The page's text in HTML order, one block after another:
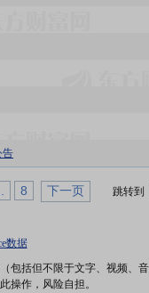
告
8 下一页 跳转到
数据
括但不限于文字、视频、
操作，风险自担。